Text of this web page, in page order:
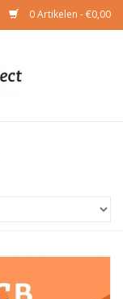
0 Artikelen - €0,00